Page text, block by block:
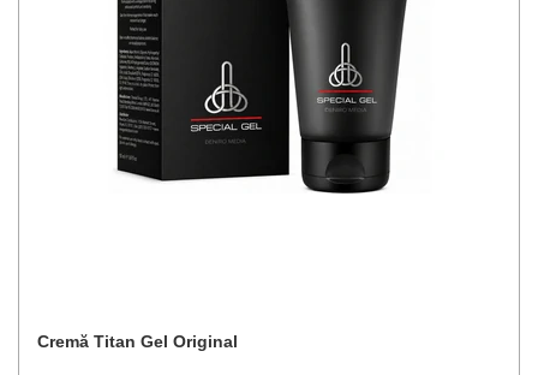
Cremă Titan Gel Original